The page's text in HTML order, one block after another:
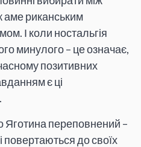
аме риканським
І коли ностальгія
минулого – це означає,
позитивних
є ці
Яготина переповнений –
повертаються до своїх